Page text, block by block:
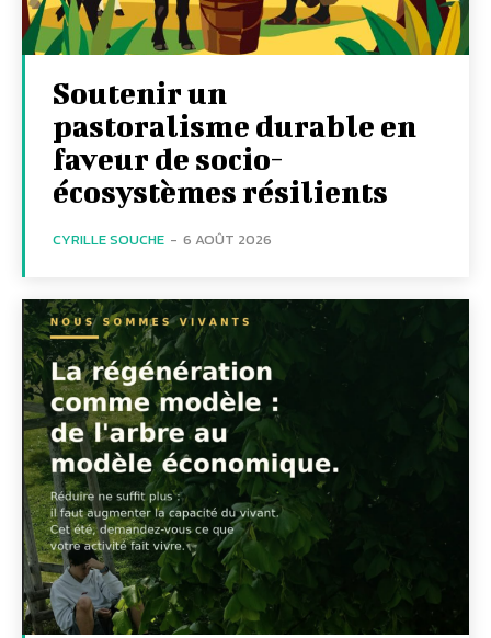
Soutenir un
pastoralisme durable en
faveur de socio-
écosystèmes résilients
CYRILLE SOUCHE - 6 AOÛT 2026